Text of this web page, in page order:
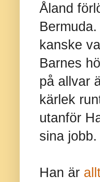
Åland
kanske
Barnes
på allvar
kärlek
utanför
sina jobb.
Han är